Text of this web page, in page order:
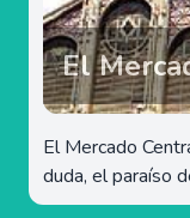
El
El Mercado
duda, el paraíso